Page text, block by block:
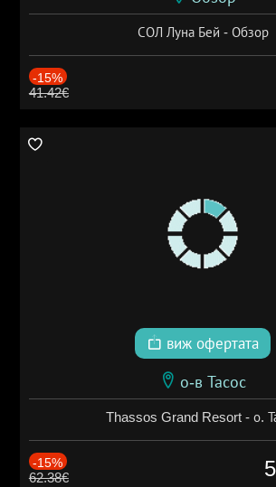
СОЛ Луна Бей - Обзор
-15%
41.42€
виж офертата
о-в Тасос
Thassos Grand Resort - о.
-15%
62.38€